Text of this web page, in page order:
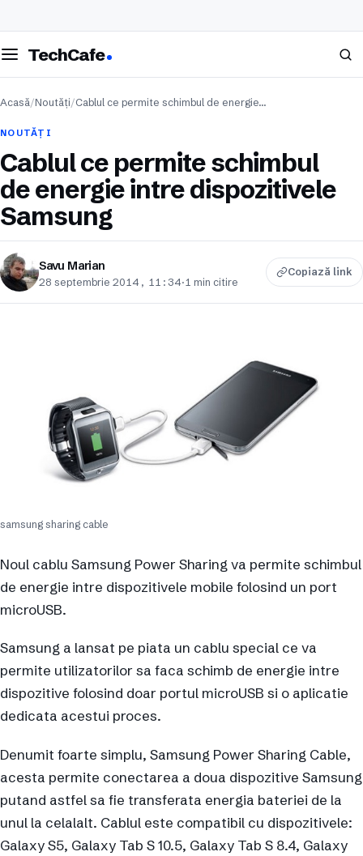
meniul
TechCafe Caută
Acasă/Noutăți/Cablul ce permite schimbul de energie…
NOUTĂȚI
Cablul ce permite schimbul
de energie intre dispozitivele
Samsung
Savu Marian
28 septembrie 2014, 11:34·1 min citire
Copiază link
samsung sharing cable
Noul cablu Samsung Power Sharing va permite schimbul
de energie intre dispozitivele mobile folosind un port
microUSB.
Samsung a lansat pe piata un cablu special ce va
permite utilizatorilor sa faca schimb de energie intre
dispozitive folosind doar portul microUSB si o aplicatie
dedicata acestui proces.
Denumit foarte simplu, Samsung Power Sharing Cable,
acesta permite conectarea a doua dispozitive Samsung
putand astfel sa fie transferata energia bateriei de la
unul la celalalt. Cablul este compatibil cu dispozitivele:
Galaxy S5, Galaxy Tab S 10.5, Galaxy Tab S 8.4, Galaxy